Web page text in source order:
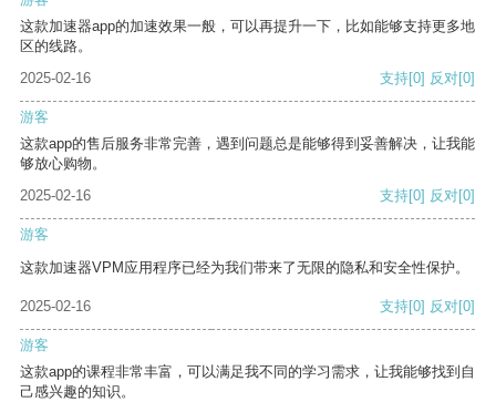
这款加速器app的加速效果一般，可以再提升一下，比如能够支持更多地
区的线路。
2025-02-16
支持[0] 反对[0]
游客
这款app的售后服务非常完善，遇到问题总是能够得到妥善解决，让我能
够放心购物。
2025-02-16
支持[0] 反对[0]
游客
这款加速器VPM应用程序已经为我们带来了无限的隐私和安全性保护。
2025-02-16 支持[0] 反对[0]
游客
这款app的课程非常丰富，可以满足我不同的学习需求，让我能够找到自
己感兴趣的知识。